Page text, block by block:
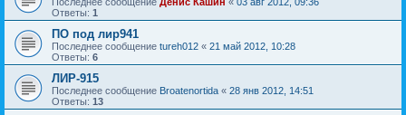
Ответы: 1
ПО под лир941
Последнее сообщение tureh012 « 21 май 2012, 10:28
Ответы: 6
ЛИР-915
Последнее сообщение Broatenortida « 28 янв 2012, 14:51
Ответы: 13